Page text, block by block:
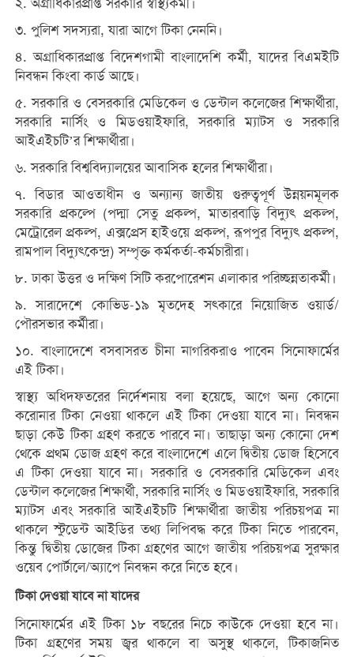
২. অগ্রাধিকারপ্রাপ্ত সরকারি স্বাস্থ্যকর্মী।
৩. পুলিশ সদস্যরা, যারা আগে টিকা নেননি।
৪. অগ্রাধিকারপ্রাপ্ত বিদেশগামী বাংলাদেশি কর্মী, যাদের বিএমইটি
নিবন্ধন কিংবা কার্ড আছে।
৫. সরকারি ও বেসরকারি মেডিকেল ও ডেন্টাল কলেজের শিক্ষার্থীরা,
সরকারি নার্সিং ও মিডওয়াইফারি, সরকারি ম্যাটস ও সরকারি
আইএইচটি’র শিক্ষার্থীরা।
৬. সরকারি বিশ্ববিদ্যালয়ের আবাসিক হলের শিক্ষার্থীরা।
৭. বিডার আওতাধীন ও অন্যান্য জাতীয় গুরুত্বপূর্ণ উন্নয়নমূলক
সরকারি প্রকল্পে (পদ্মা সেতু প্রকল্প, মাতারবাড়ি বিদ্যুৎ প্রকল্প,
মেট্রোরেল প্রকল্প, এক্সপ্রেস হাইওয়ে প্রকল্প, রূপপুর বিদ্যুৎ প্রকল্প,
রামপাল বিদ্যুৎকেন্দ্র) সম্পৃক্ত কর্মকর্তা-কর্মচারীরা।
৮. ঢাকা উত্তর ও দক্ষিণ সিটি করপোরেশন এলাকার পরিচ্ছন্নতাকর্মী।
৯. সারাদেশে কোভিড-১৯ মৃতদেহ সৎকারে নিয়োজিত ওয়ার্ড/
পৌরসভার কর্মীরা।
১০. বাংলাদেশে বসবাসরত চীনা নাগরিকরাও পাবেন সিনোফার্মের
এই টিকা।
স্বাস্থ্য অধিদফতরের নির্দেশনায় বলা হয়েছে, আগে অন্য কোনো
করোনার টিকা নেওয়া থাকলে এই টিকা দেওয়া যাবে না। নিবন্ধন
ছাড়া কেউ টিকা গ্রহণ করতে পারবে না। তাছাড়া অন্য কোনো দেশ
থেকে প্রথম ডোজ গ্রহণ করে বাংলাদেশে এলে দ্বিতীয় ডোজ হিসেবে
এ টিকা দেওয়া যাবে না। সরকারি ও বেসরকারি মেডিকেল এবং
ডেন্টাল কলেজের শিক্ষার্থী, সরকারি নার্সিং ও মিডওয়াইফারি, সরকারি
ম্যাটস এবং সরকারি আইএইচটি শিক্ষার্থীরা জাতীয় পরিচয়পত্র না
থাকলে স্টুডেন্ট আইডির তথ্য লিপিবদ্ধ করে টিকা নিতে পারবেন,
কিন্তু দ্বিতীয় ডোজের টিকা গ্রহণের আগে জাতীয় পরিচয়পত্র সুরক্ষার
ওয়েব পোর্টালে/অ্যাপে নিবন্ধন করে নিতে হবে।
টিকা দেওয়া যাবে না যাদের
সিনোফার্মের এই টিকা ১৮ বছরের নিচে কাউকে দেওয়া হবে না।
টিকা গ্রহণের সময় জ্বর থাকলে বা অসুস্থ থাকলে, টিকাজনিত